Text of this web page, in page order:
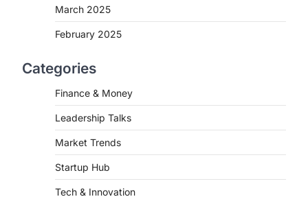
March 2025
February 2025
Categories
Finance & Money
Leadership Talks
Market Trends
Startup Hub
Tech & Innovation